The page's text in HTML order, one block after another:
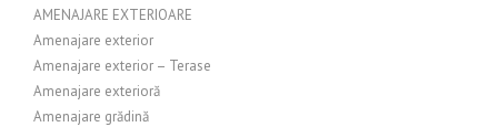
AMENAJARE EXTERIOARE
Amenajare exterior
Amenajare exterior – Terase
Amenajare exterioră
Amenajare grădină